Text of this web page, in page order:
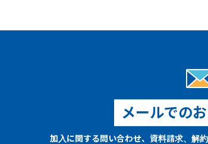
メールでの
加入に関する問い合わせ、資料請求、解